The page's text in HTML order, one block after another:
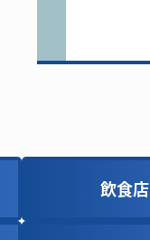
飲食店
飲食店